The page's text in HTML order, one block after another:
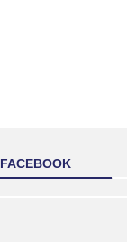
FACEBOOK